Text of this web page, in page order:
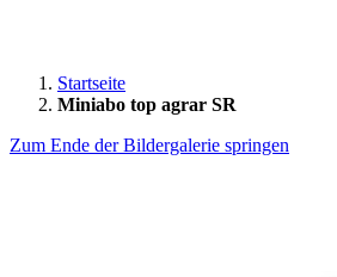
Startseite
Miniabo top agrar SR
Zum Ende der Bildergalerie springen